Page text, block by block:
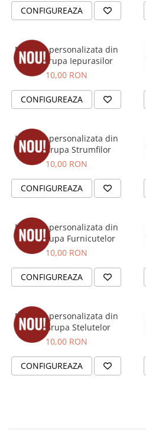
Orare Personalizate
Magneti Personalizati
Produse personalizate HORECA
Jucarii din lemn
Karambite
Bayonete
Shadow daggers
CONFIGUREAZA
Medalie personalizata din
lemn Grupa Iepurasilor
10,00 RON
CONFIGUREAZA
Medalie personalizata din
lemn Grupa Strumfilor
10,00 RON
CONFIGUREAZA
Medalie personalizata din
lemn Grupa Furnicutelor
10,00 RON
CONFIGUREAZA
Medalie personalizata din
lemn Grupa Stelutelor
10,00 RON
CONFIGUREAZA